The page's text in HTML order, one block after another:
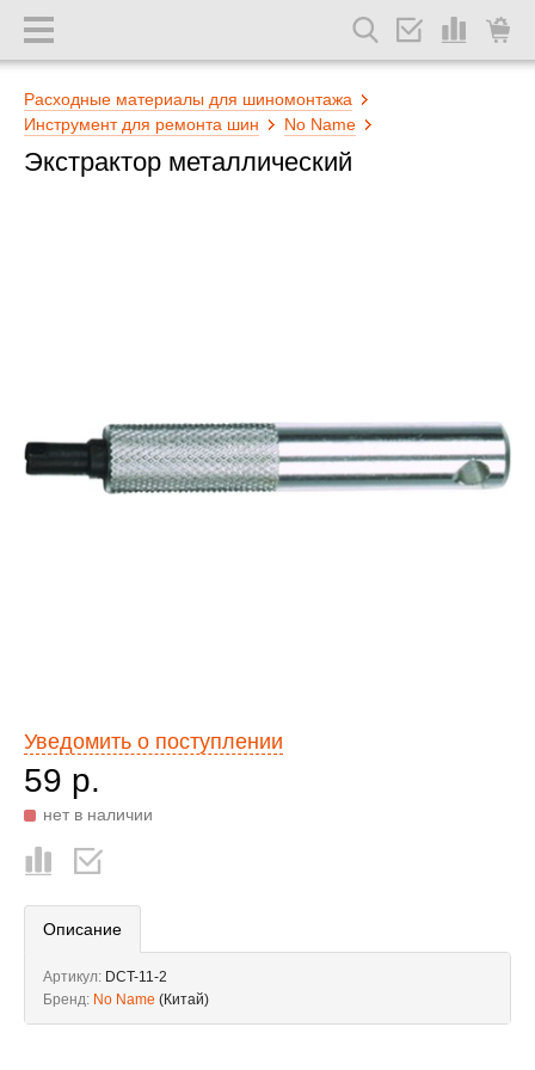
Расходные материалы для шиномонтажа
Инструмент для ремонта шин
No Name
Экстрактор металлический
Уведомить о поступлении
59 р.
нет в наличии
Описание
Артикул: DCT-11-2
Бренд: No Name (Китай)